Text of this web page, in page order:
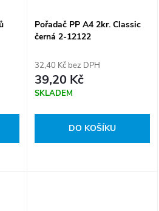
Pořadač PP A4 2kr. Classic
černá 2-12122
32,40 Kč bez DPH
39,20 Kč
SKLADEM
DO KOŠÍKU